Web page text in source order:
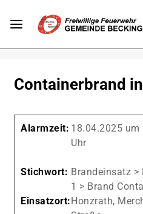
Containerbrand
Alarmzeit: 18.04.2025 um
Uhr
Stichwort: Brandeinsatz >
1 > Brand
Einsatzort:Honzrath,